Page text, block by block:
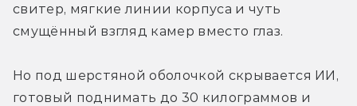
свитер, мягкие линии корпуса и чуть
смущённый взгляд камер вместо глаз.
Но под шерстяной оболочкой скрывается ИИ,
готовый поднимать до 30 килограммов и